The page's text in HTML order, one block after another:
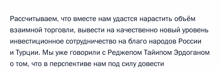
Рассчитываем, что вместе нам удастся нарастить объём
взаимной торговли, вывести на качественно новый уровень
инвестиционное сотрудничество на благо народов России
и Турции. Мы уже говорили с Реджепом Тайипом Эрдоганом
о том, что в перспективе нам под силу довести